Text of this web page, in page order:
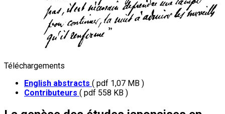
Téléchargements
English abstracts ( pdf 1,07 MB )
Contributeurs ( pdf 558 KB )